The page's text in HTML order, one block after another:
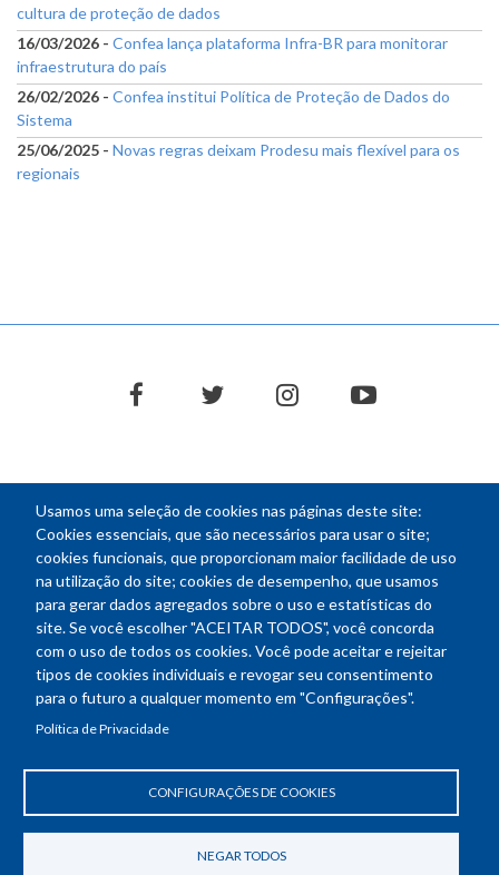
Usamos uma seleção de cookies nas páginas deste site:
Cookies essenciais, que são necessários para usar o site;
cookies funcionais, que proporcionam maior facilidade de uso
na utilização do site; cookies de desempenho, que usamos
para gerar dados agregados sobre o uso e estatísticas do
site. Se você escolher "ACEITAR TODOS", você concorda
com o uso de todos os cookies. Você pode aceitar e rejeitar
tipos de cookies individuais e revogar seu consentimento
para o futuro a qualquer momento em "Configurações".
Política de Privacidade
CONFIGURAÇÕES DE COOKIES
NEGAR TODOS
cultura de proteção de dados
16/03/2026 - Confea lança plataforma Infra-BR para monitorar
infraestrutura do país
26/02/2026 - Confea institui Política de Proteção de Dados do
Sistema
25/06/2025 - Novas regras deixam Prodesu mais flexível para os
regionais
facebooktwitter instagramyoutube
NEWSLETTER
Endereço: SEPN 508, Bloco A
70740-541 - Brasília-DF
Horário de funcionamento: das 8h30 às 18h30
Política de Privacidade
Revogar consentimento de cookies